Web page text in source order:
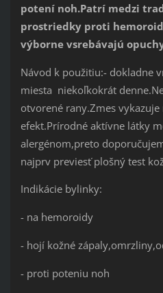
potení noh.Patrí medzi
prostriedky proti
výborne vsrebávajú
Návod k použitiu:- dokladne
miesta niekoľkokrát
otvorené rany.Zmes
efekt.Prírodné aktívne látky
alergénom,preto
najprv previesť plošný test
Indikácie bylinky:
- na hemoroidy
- hojí kožné
- proti poteniu noh